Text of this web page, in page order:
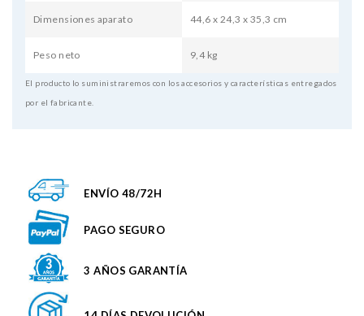
Dimensiones aparato 44,6 x 24,3 x 35,3 cm
Peso neto 9,4 kg
El producto lo suministraremos con los accesorios y características entregados
por el fabricante.
ENVÍO 48/72H
PAGO SEGURO
3 AÑOS GARANTÍA